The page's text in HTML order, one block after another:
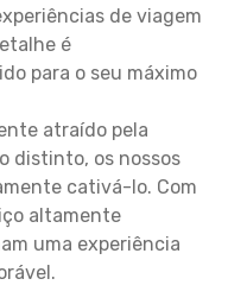
de viagem
é
para o seu máximo
atraído pela
distinto, os nossos
cativá-lo. Com
altamente
uma experiência